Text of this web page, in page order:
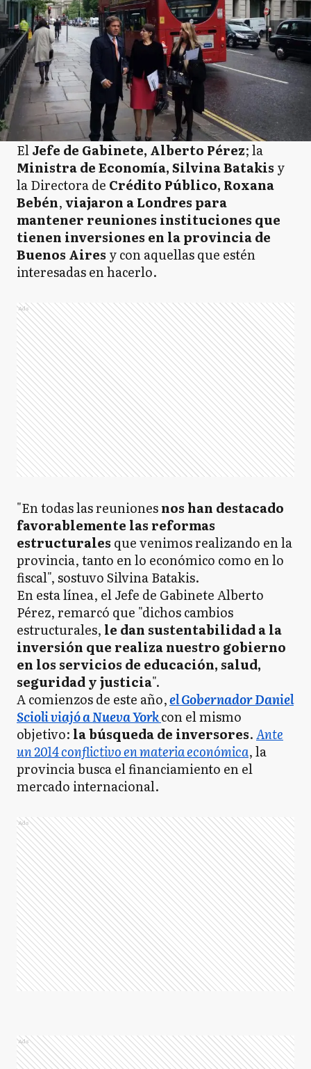
ElJefe de Gabinete, Alberto Pérez; la
Ministra de Economía, Silvina Batakis y
la Directora de Crédito Público, Roxana
Bebén,viajaron a Londres para
mantener reuniones instituciones que
tienen inversiones en la provincia de
Buenos Aires y con aquellas que estén
interesadas en hacerlo.
Ads
"En todas las reunionesnos han destacado
favorablemente las reformas
estructurales que venimos realizando en la
provincia, tanto en lo económico como en lo
fiscal", sostuvo Silvina Batakis.
En esta línea, el Jefe de Gabinete Alberto
Pérez, remarcó que "dichos cambios
estructurales, le dan sustentabilidad a la
inversión que realiza nuestro gobierno
en los servicios de educación, salud,
seguridad y justicia".
A comienzos de este año,el Gobernador Daniel
Scioli viajó a Nueva Yorkcon el mismo
objetivo: la búsqueda de inversores.Ante
un 2014 conflictivo en materia económica, la
provincia busca el financiamiento en el
mercado internacional.
Ads
Ads